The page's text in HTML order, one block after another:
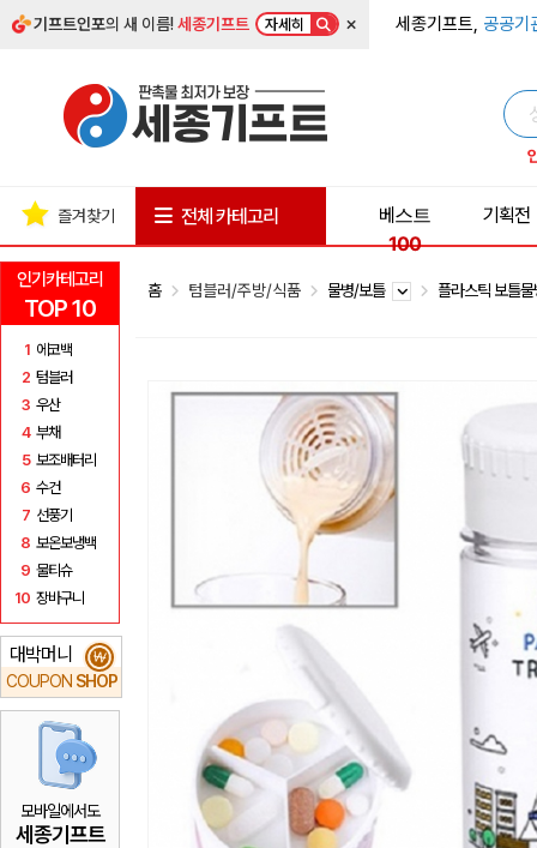
기프트인포의 새 이름!세종기프트 자세히 × 세종기프트, 공공기
인기카테고리
TOP 10
1 에코백
2 텀블러
3 우산
4 부채
5 보조배터리
6 수건
7 선풍기
8 보온보냉백
9 물티슈
10 장바구니
대박머니
COUPON SHOP
₩
모바일에서도
세종기프트
즐겨찾기 전체 카테고리
베스트
100
기획전
홈 텀블러/주방/식품 물병/보틀 플라스틱 보틀